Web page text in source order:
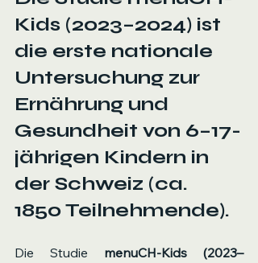
Kids (2023–2024) ist
die erste nationale
Untersuchung zur
Ernährung und
Gesundheit von 6–17-
jährigen Kindern in
der Schweiz (ca.
1850 Teilnehmende).
Die Studie menuCH-Kids (2023–